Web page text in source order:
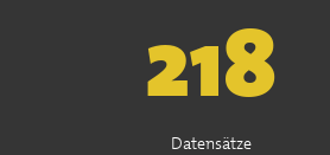
221
Datensätze